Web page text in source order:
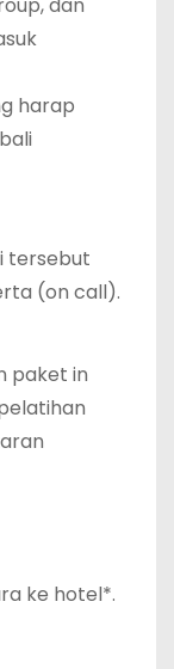
dan
harap
tersebut
(on call).
paket in
ke hotel*.